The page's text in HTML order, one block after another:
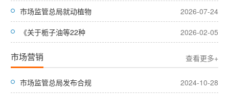
市场监管总局就动植物 2026-07-24
《关于栀子油等22种 2026-02-05
市场营销 查看更多+
市场监管总局发布合规 2024-10-28